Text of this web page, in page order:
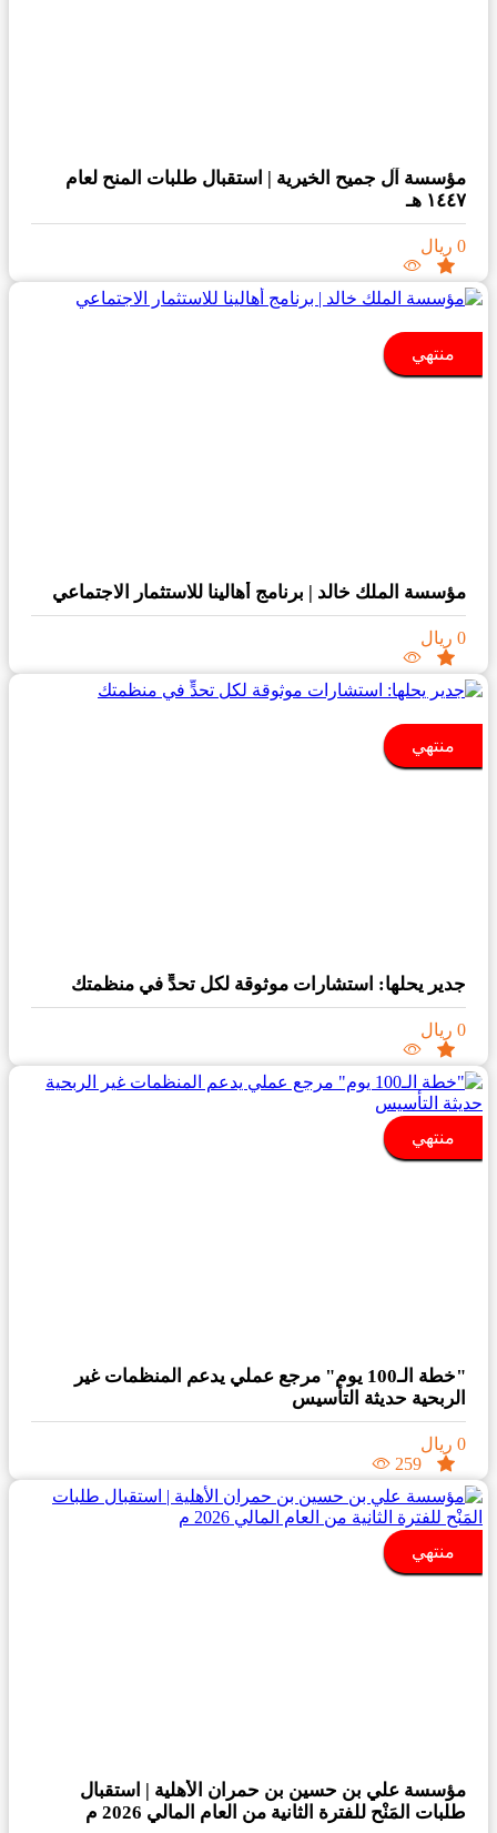
مؤسسة آل جميح الخيرية | استقبال طلبات المنح لعام
١٤٤٧ هـ
0 ريال
منتهي
مؤسسة الملك خالد | برنامج أهالينا للاستثمار الاجتماعي
0 ريال
منتهي
جدير يحلها: استشارات موثوقة لكل تحدٍّ في منظمتك
0 ريال
منتهي
"خطة الـ100 يوم" مرجع عملي يدعم المنظمات غير
الربحية حديثة التأسيس
0 ريال
259
منتهي
مؤسسة ⁧‫علي بن حسين بن حمران الأهلية |‬⁩ استقبال
طلبات المَنْح للفترة الثانية من العام المالي 2026 م